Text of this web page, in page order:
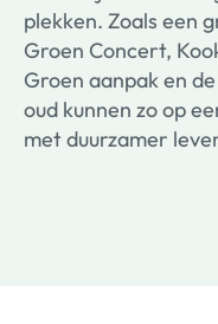
plekken. Zoals een
Groen Concert,
Groen aanpak en
oud kunnen zo op
met duurzamer